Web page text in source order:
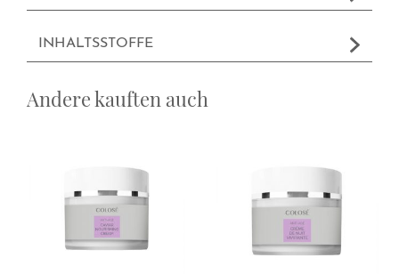
INHALTSSTOFFE
Andere kauften auch